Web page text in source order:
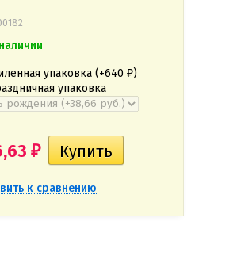
упаковка (+640 ₽)
упаковка
₽
к сравнению